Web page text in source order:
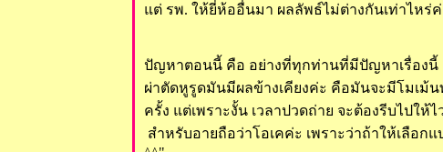
ต่ รพ. ให้ยี่ห้ออื่นมา ผลลัพธ์ไม่ต่างกันเท่าไหร่ค่
ปัญหาตอนนี้ คือ อย่างที่ทุกท่านที่มีปัญหาเรื่องนี้
ผ่าตัดหูรูดมันมีผลข้างเคียงค่ะ คือมันจะมีโมเม้
ครั้ง แต่เพราะงั้น เวลาปวดถ่าย จะต้องรีบไปใ
สำหรับอายถือว่าโอเคค่ะ เพราะว่าถ้าให้เลือก